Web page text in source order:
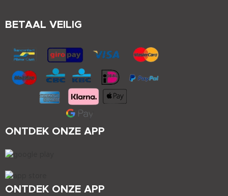
ONTDEK ONZE APP
ONTDEK ONZE APP
BETAAL VEILIG